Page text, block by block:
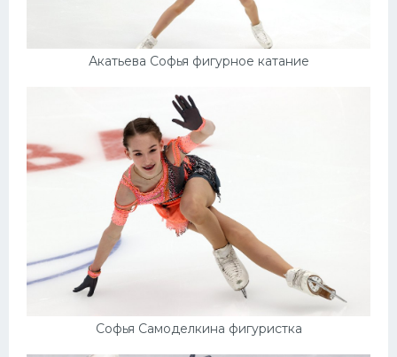
Акатьева Софья фигурное катание
Софья Самоделкина фигуристка